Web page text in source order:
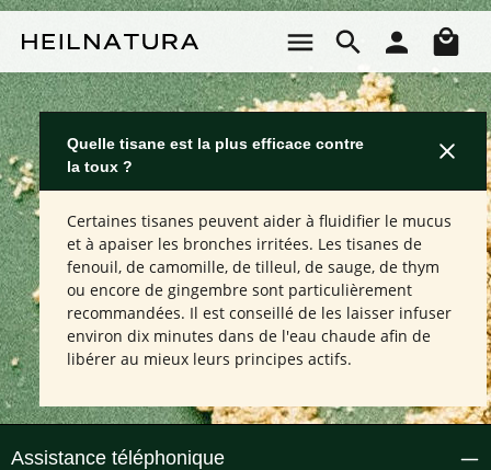
Quelle tisane est la plus efficace contre
la toux ?
Certaines tisanes peuvent aider à fluidifier le mucus
et à apaiser les bronches irritées. Les tisanes de
fenouil, de camomille, de tilleul, de sauge, de thym
ou encore de gingembre sont particulièrement
recommandées. Il est conseillé de les laisser infuser
environ dix minutes dans de l'eau chaude afin de
libérer au mieux leurs principes actifs.
Assistance téléphonique